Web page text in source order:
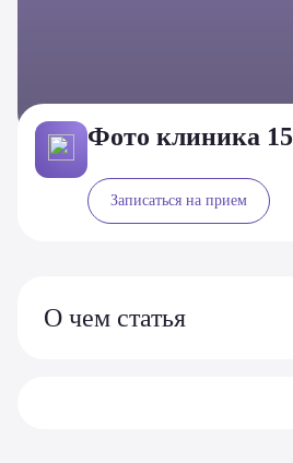
Фото клиника 15
Записаться на прием
О чем статья